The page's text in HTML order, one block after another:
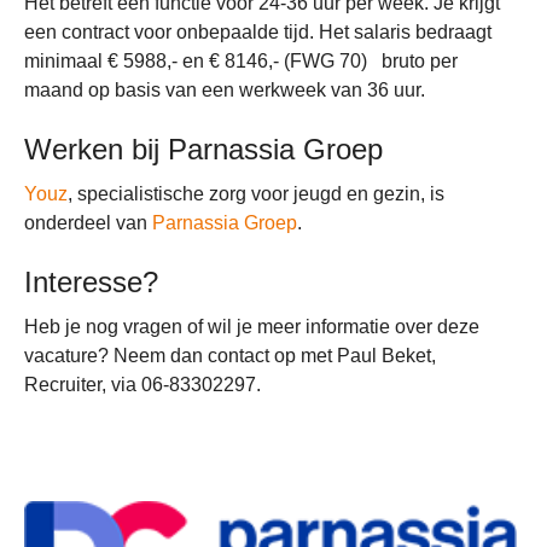
een contract voor onbepaalde tijd. Het salaris bedraagt
minimaal € 5988,- en € 8146,- (FWG 70) bruto per
maand op basis van een werkweek van 36 uur.
Werken bij Parnassia Groep
Youz, specialistische zorg voor jeugd en gezin, is
onderdeel van Parnassia Groep.
Interesse?
Heb je nog vragen of wil je meer informatie over deze
vacature? Neem dan contact op met Paul Beket,
Recruiter, via 06-83302297.